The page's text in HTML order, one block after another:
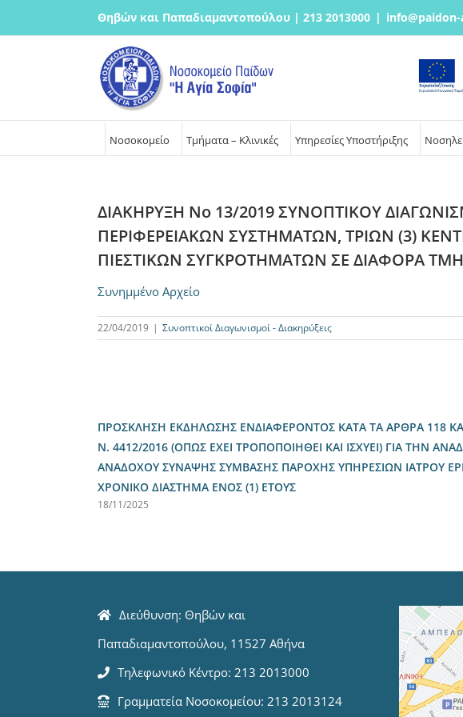
Θηβών και Παπαδιαμαντοπούλου | 213 2013000 |
Νοσοκομείο Τμήματα – Κλινικές Υπηρεσίες Υποστήριξης
ΔΙΑΚΗΡΥΞΗ Νο 13/2019 ΣΥΝΟΠΤΙΚΟΥ
ΠΕΡΙΦΕΡΕΙΑΚΩΝ ΣΥΣΤΗΜΑΤΩΝ, ΤΡΙΩΝ (3)
ΠΙΕΣΤΙΚΩΝ ΣΥΓΚΡΟΤΗΜΑΤΩΝ ΣΕ ΔΙΑΦΟΡΑ
Συνημμένο Αρχείο
22/04/2019 | Συνοπτικοί Διαγωνισμοί - Διακηρύξεις
ΠΡΟΣΚΛΗΣΗ ΕΚΔΗΛΩΣΗΣ ΕΝΔΙΑΦΕΡΟΝΤΟΣ ΚΑΤΑ ΤΑ ΑΡΘΡΑ 118
Ν. 4412/2016 (ΟΠΩΣ ΕΧΕΙ ΤΡΟΠΟΠΟΙΗΘΕΙ ΚΑΙ ΙΣΧΥΕΙ) ΓΙΑ ΤΗΝ
ΑΝΑΔΟΧΟΥ ΣΥΝΑΨΗΣ ΣΥΜΒΑΣΗΣ ΠΑΡΟΧΗΣ ΥΠΗΡΕΣΙΩΝ ΙΑΤΡΟΥ
ΧΡΟΝΙΚΟ ΔΙΑΣΤΗΜΑ ΕΝΟΣ (1) ΕΤΟΥΣ
18/11/2025
Διεύθυνση: Θηβών και
Παπαδιαμαντοπούλου, 11527 Αθήνα
Τηλεφωνικό Κέντρο: 213 2013000
Γραμματεία Νοσοκομείου: 213 2013124